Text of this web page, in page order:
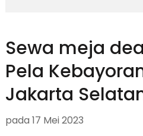
Sewa meja
Pela
Jakarta
pada 17 Mei 2023